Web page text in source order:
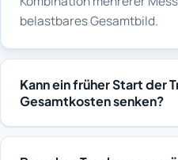
belastbares Gesamtbild.
Kann ein früher Start der
Gesamtkosten senken?
In der Regel ja. Je kürzer
geringer bleiben